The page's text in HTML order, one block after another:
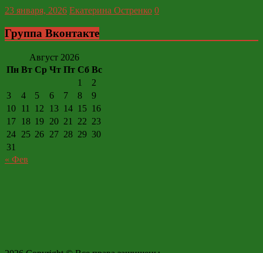
23 января, 2026 Екатерина Остренко 0
Группа Вконтакте
Август 2026
Пн Вт Ср Чт Пт Сб Вс
1
2
3
4 5 6 7 8
9
10 11 12 13 14 15 16
17 18 19 20 21 22 23
24 25 26 27 28 29 30
31
« Фев